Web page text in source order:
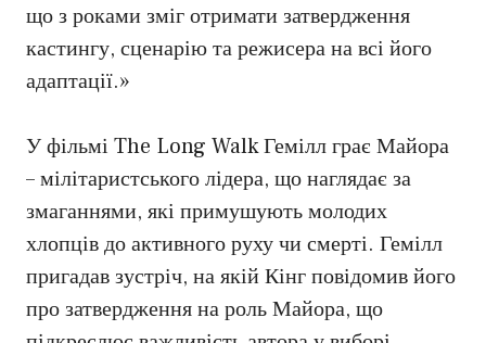
що з роками зміг отримати затвердження
кастингу, сценарію та режисера на всі його
адаптації.»
У фільмі The Long Walk Гемілл грає Майора
– мілітаристського лідера, що наглядає за
змаганнями, які примушують молодих
хлопців до активного руху чи смерті. Гемілл
пригадав зустріч, на якій Кінг повідомив його
про затвердження на роль Майора, що